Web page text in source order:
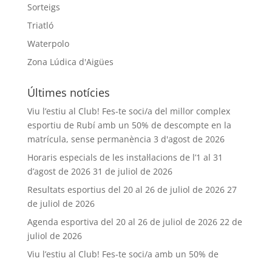
Sorteigs
Triatló
Waterpolo
Zona Lúdica d'Aigües
Últimes notícies
Viu l’estiu al Club! Fes-te soci/a del millor complex
esportiu de Rubí amb un 50% de descompte en la
matrícula, sense permanència 3 d'agost de 2026
Horaris especials de les instal·lacions de l’1 al 31
d’agost de 2026 31 de juliol de 2026
Resultats esportius del 20 al 26 de juliol de 2026 27
de juliol de 2026
Agenda esportiva del 20 al 26 de juliol de 2026 22 de
juliol de 2026
Viu l’estiu al Club! Fes-te soci/a amb un 50% de